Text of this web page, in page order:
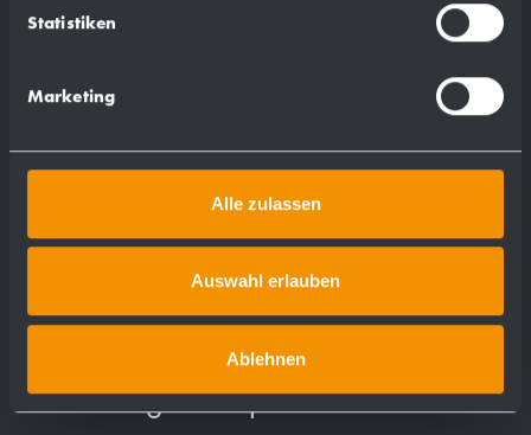
Statistiken
Marketing
Alle zulassen
Auswahl erlauben
Ablehnen
Flüssigseifenspender WP208